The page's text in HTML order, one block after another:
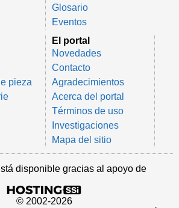
Glosario
Eventos
pieza
El portal
Novedades
Contacto
Agradecimientos
Acerca del portal
Términos de uso
Investigaciones
Mapa del sitio
disponible gracias al apoyo de
© 2002-2026